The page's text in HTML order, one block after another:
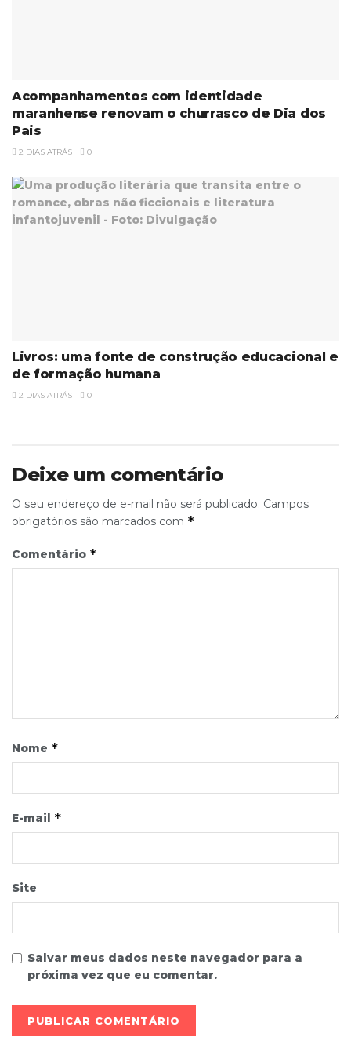
Acompanhamentos com identidade
maranhense renovam o churrasco de Dia dos
Pais
2 DIAS ATRÁS 0
Livros: uma fonte de construção educacional e
de formação humana
2 DIAS ATRÁS 0
Deixe um comentário
O seu endereço de e-mail não será publicado. Campos
obrigatórios são marcados com *
Comentário *
Nome *
E-mail *
Site
Salvar meus dados neste navegador para a
próxima vez que eu comentar.